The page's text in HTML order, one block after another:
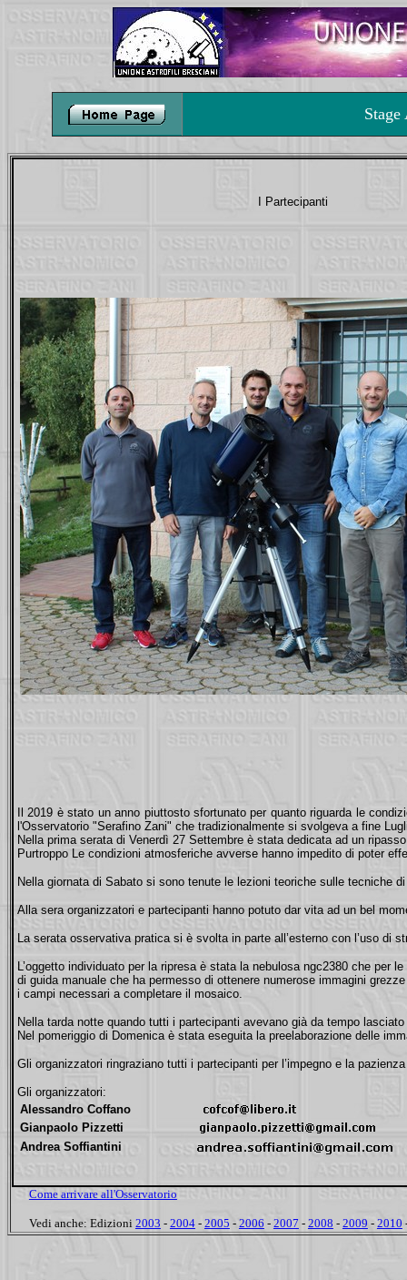
I Partecipanti
Il 2019 è stato un anno piuttosto sfortunato per quanto riguarda le
l'Osservatorio "Serafino Zani" che tradizionalmente si svolgeva a fine
Nella prima serata di Venerdì 27 Settembre è stata dedicata ad un
Purtroppo Le condizioni atmosferiche avverse hanno impedito di poter
Nella giornata di Sabato si sono tenute le lezioni teoriche sulle tecniche
Alla sera organizzatori e partecipanti hanno potuto dar vita ad un bel
La serata osservativa pratica si è svolta in parte all’esterno con l’uso di
L’oggetto individuato per la ripresa è stata la nebulosa ngc2380 che
di guida manuale che ha permesso di ottenere numerose immagini
i campi necessari a completare il mosaico.
Nella tarda notte quando tutti i partecipanti avevano già da tempo
Nel pomeriggio di Domenica è stata eseguita la preelaborazione delle
Gli organizzatori ringraziano tutti i partecipanti per l’impegno e la
Gli organizzatori:
Alessandro Coffano
Gianpaolo Pizzetti
Andrea Soffiantini
Come arrivare all'Osservatorio
Vedi anche: Edizioni 2003 - 2004- 2005 - 2006 - 2007 - 2008 - 2009 - 2010